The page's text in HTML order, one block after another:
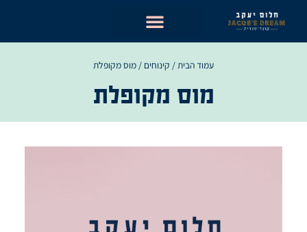
עמוד הבית/ קינוחים / מוס מקופלת
מוס מקופלת